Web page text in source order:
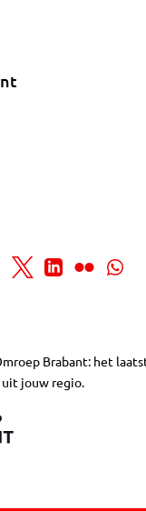
Brabant: het
jouw regio.